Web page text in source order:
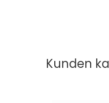
Kunden